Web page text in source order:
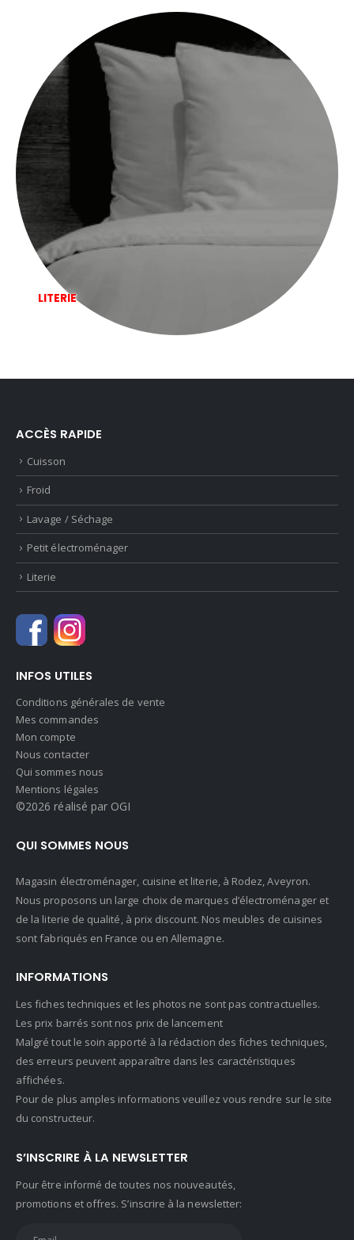
LITERIE
ACCÈS RAPIDE
Cuisson
Froid
Lavage / Séchage
Petit électroménager
Literie
INFOS UTILES
Conditions générales de vente
Mes commandes
Mon compte
Nous contacter
Qui sommes nous
Mentions légales
©2026 réalisé par OGI
QUI SOMMES NOUS
Magasin électroménager, cuisine et literie, à Rodez, Aveyron.
Nous proposons un large choix de marques d’électroménager et
de la literie de qualité, à prix discount. Nos meubles de cuisines
sont fabriqués en France ou en Allemagne.
INFORMATIONS
Les fiches techniques et les photos ne sont pas contractuelles.
Les prix barrés sont nos prix de lancement
Malgré tout le soin apporté à la rédaction des fiches techniques,
des erreurs peuvent apparaître dans les caractéristiques
affichées.
Pour de plus amples informations veuillez vous rendre sur le site
du constructeur.
S’INSCRIRE À LA NEWSLETTER
Pour être informé de toutes nos nouveautés,
promotions et offres. S’inscrire à la newsletter: